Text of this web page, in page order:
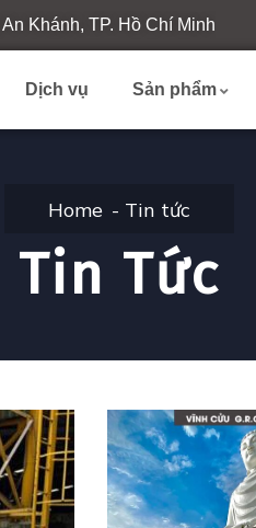
Khánh, TP. Hồ Chí Minh
Dịch vụ Sản phẩm
Home Tin tức
Tin Tức